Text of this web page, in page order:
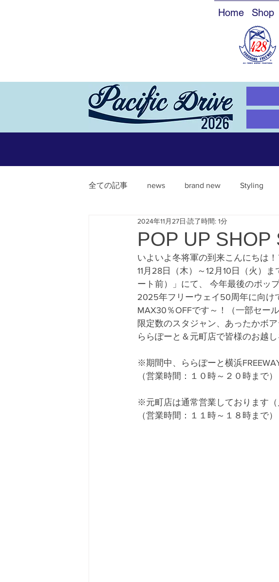
Home Shop
全ての記事 news brand new Styling
#freeway428 #yokohamafreeway #横浜フリー
POP UP SHOP
2024年11月27日 読了時間: 1分
いよいよ冬将軍の到来こんにちは
11月28日（木）～12月10日（火）
ート前）」にて、 今年最後のポッ
2025年フリーウェイ50周年に向け
MAX30％OFFです～！（一部セー
限定数のスタジャン、あったかボ
ららぽーと＆元町店で皆様のお越
※期間中、ららぽーと横浜
（営業時間：１０時～２０時まで）
※元町店は通常営業しております（
（営業時間：１１時～１８時まで）